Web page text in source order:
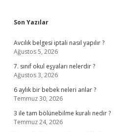
Sidebar
Son Yazılar
Avcılık belgesi iptali nasıl yapılır ?
Ağustos 5, 2026
7. sınıf okul eşyaları nelerdir ?
Ağustos 3, 2026
6 aylık bir bebek neleri anlar ?
Temmuz 30, 2026
3 ile tam bölünebilme kuralı nedir ?
Temmuz 24, 2026